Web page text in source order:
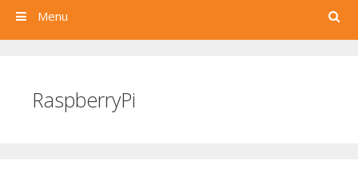
Search
Menu
RaspberryPi